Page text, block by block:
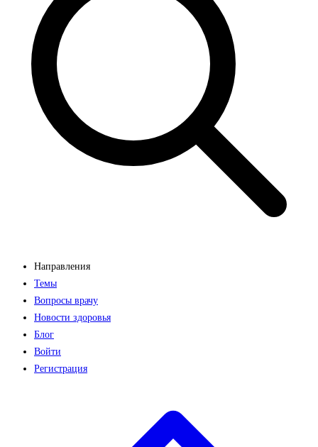
Направления
Темы
Вопросы врачу
Новости здоровья
Блог
Войти
Регистрация